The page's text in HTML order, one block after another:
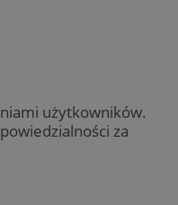
użytkowników.
za